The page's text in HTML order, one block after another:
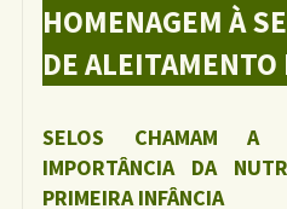
HOMENAGEM À
DE ALEITAMENTO
SELOS CHAMAM A
IMPORTÂNCIA DA
PRIMEIRA INFÂNCIA